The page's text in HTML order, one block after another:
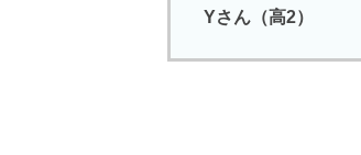
Yさん（高2）